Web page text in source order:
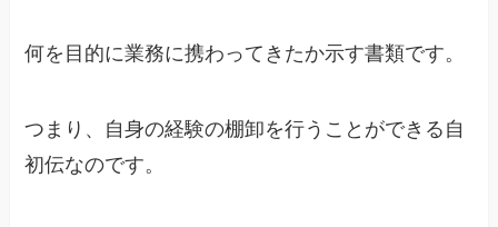
何を目的に業務に携わってきたか示す書類です。
つまり、自身の経験の棚卸を行うことができる自
初伝なのです。